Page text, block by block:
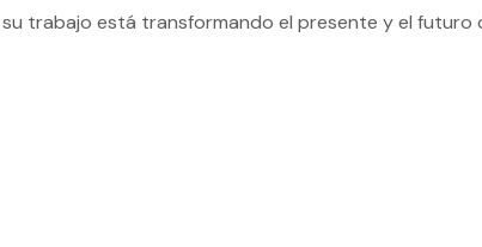
trabajo está transformando el presente y el futuro